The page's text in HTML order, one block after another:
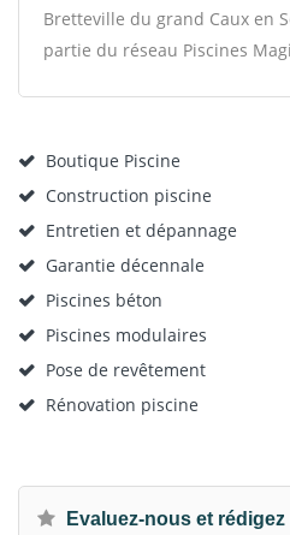
Bretteville du grand Caux en
partie du réseau Piscines
Boutique Piscine
Construction piscine
Entretien et dépannage
Garantie décennale
Piscines béton
Piscines modulaires
Pose de revêtement
Rénovation piscine
Evaluez-nous et